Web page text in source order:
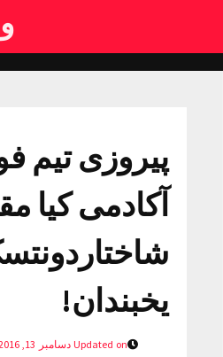
پیروزی تیم
آکادمی کیا
یخبندان!
Updated on دسامبر 13, 2016